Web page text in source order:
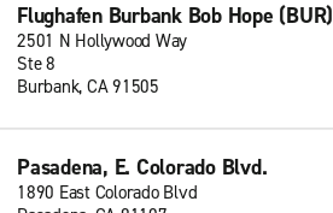
Flughafen Burbank Bob Hope (BUR)
2501 N Hollywood Way
Ste 8
Burbank, CA 91505
Pasadena, E. Colorado Blvd.
1890 East Colorado Blvd